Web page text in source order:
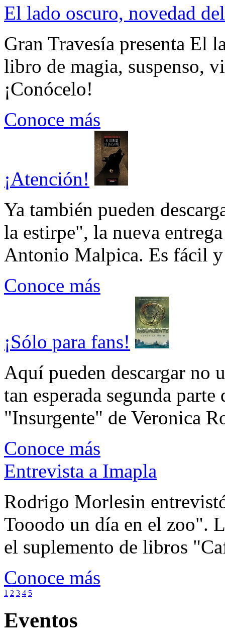
El lado oscuro, novedad
Gran Travesía presenta El
libro de magia, suspenso,
¡Conócelo!
Conoce más
¡Atención!
Ya también pueden
la estirpe", la nueva
Antonio Malpica. Es fácil
Conoce más
¡Sólo para fans!
Aquí pueden descargar no
tan esperada segunda
"Insurgente" de Veronica
Conoce más
Entrevista a Imapla
Rodrigo Morlesin
Tooodo un día en el zoo".
el suplemento de libros
Conoce más
1 2 3 4 5
Eventos